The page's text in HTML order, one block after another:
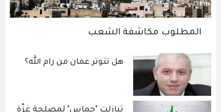
المطلوب مكاشفة الشعب
هل تتوتر عمان من رام الله؟
تنازلت "حماس" لمصلحة غزّة